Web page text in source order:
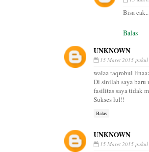
Bisa cak..
Balas
UNKNOWN
15 Maret 2015
walaa taqrobul
Di sinilah saya baru
fasilitas saya tidak
Sukses lul!!
Balas
UNKNOWN
15 Maret 2015